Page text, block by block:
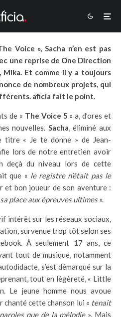
Voice », Sacha n’en est pas
une reprise de One Direction
Mika. Et comme il y a toujours
de nombreux projets, qui
aficia fait le point.
de « The Voice 5 » a, d’ores et
nouvelles. Sacha, éliminé aux
« Je te donne » de Jean-
lors de notre entretien avoir
deçà du niveau lors de cette
que « le registre n’était pas le
et bon joueur de son aventure :
place aux épreuves ultimes».
intérêt sur les réseaux sociaux,
survenue trop tôt selon ses
À seulement 17 ans, ce
tout de musique, notamment
s’est démarqué sur la
tout en légèreté, « Little
Le jeune homme nous avoue
chanté cette chanson lui « tenait
que de la mélodie ». Mais